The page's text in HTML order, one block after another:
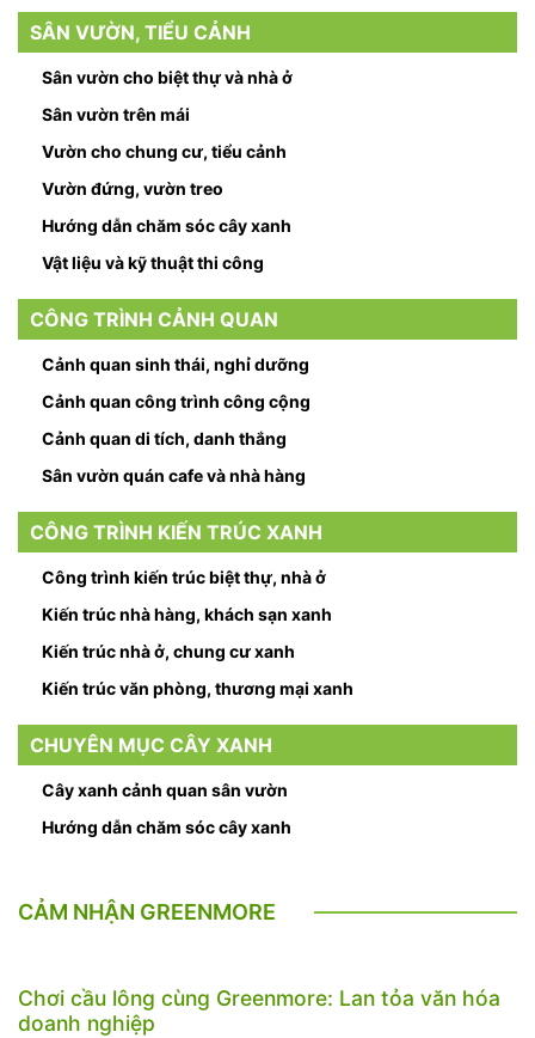
SÂN VƯỜN, TIỂU CẢNH
Sân vườn cho biệt thự và nhà ở
Sân vườn trên mái
Vườn cho chung cư, tiểu cảnh
Vườn đứng, vườn treo
Hướng dẫn chăm sóc cây xanh
Vật liệu và kỹ thuật thi công
CÔNG TRÌNH CẢNH QUAN
Cảnh quan sinh thái, nghỉ dưỡng
Cảnh quan công trình công cộng
Cảnh quan di tích, danh thắng
Sân vườn quán cafe và nhà hàng
CÔNG TRÌNH KIẾN TRÚC XANH
Công trình kiến trúc biệt thự, nhà ở
Kiến trúc nhà hàng, khách sạn xanh
Kiến trúc nhà ở, chung cư xanh
Kiến trúc văn phòng, thương mại xanh
CHUYÊN MỤC CÂY XANH
Cây xanh cảnh quan sân vườn
Hướng dẫn chăm sóc cây xanh
CẢM NHẬN GREENMORE
Chơi cầu lông cùng Greenmore: Lan tỏa văn hóa
doanh nghiệp